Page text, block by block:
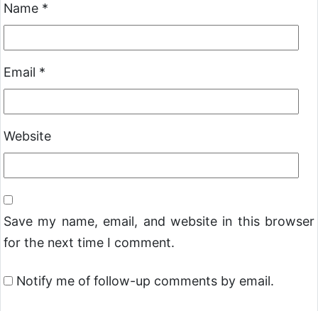
Name *
Email *
Website
Save my name, email, and website in this browser
for the next time I comment.
Notify me of follow-up comments by email.